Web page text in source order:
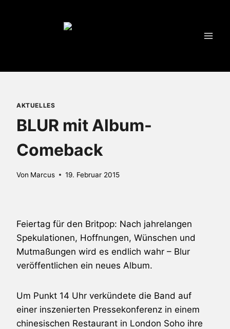
AKTUELLES
BLUR mit Album-
Comeback
Von Marcus 19. Februar 2015
Feiertag für den Britpop: Nach jahrelangen
Spekulationen, Hoffnungen, Wünschen und
Mutmaßungen wird es endlich wahr – Blur
veröffentlichen ein neues Album.
Um Punkt 14 Uhr verkündete die Band auf
einer inszenierten Pressekonferenz in einem
chinesischen Restaurant in London Soho ihre